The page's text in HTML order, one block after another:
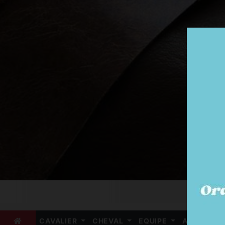
CAVALIER CHEVAL EQUIPE ARBITRE